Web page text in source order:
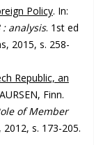
Policy. In:
analysis. 1st ed
2015, s. 258-
Republic, an
Finn.
of Member
2012, s. 173-205.